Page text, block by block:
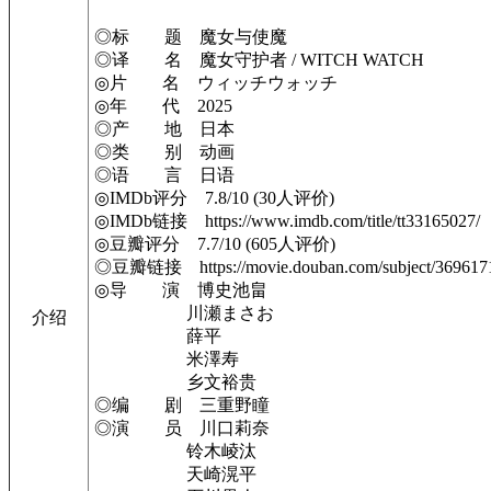
介绍
◎标 题 魔女与使魔
◎译 名 魔女守护者 / WITCH WATCH
◎片 名 ウィッチウォッチ
◎年 代 2025
◎产 地 日本
◎类 别 动画
◎语 言 日语
◎IMDb评分 7.8/10 (30人评价)
◎IMDb链接 https://www.imdb.com/title/tt33165027/
◎豆瓣评分 7.7/10 (605人评价)
◎豆瓣链接 https://movie.douban.com/subject/
◎导 演 博史池畠
川瀬まさお
薛平
米澤寿
乡文裕贵
◎编 剧 三重野瞳
◎演 员 川口莉奈
铃木崚汰
天崎滉平